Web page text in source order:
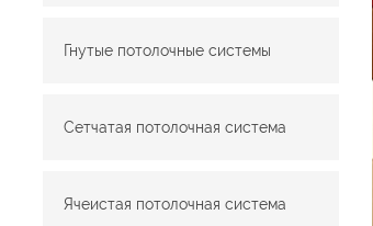
Гнутые потолочные системы
Сетчатая потолочная система
Ячеистая потолочная система